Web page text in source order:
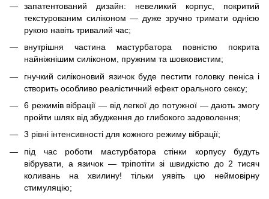
запатентований дизайн: невеликий корпус, покритий
текстурованим силіконом — дуже зручно тримати однією
рукою навіть тривалий час;
внутрішня частина мастурбатора повністю покрита
найніжнішим силіконом, пружним та шовковистим;
гнучкий силіконовий язичок буде пестити головку пеніса і
створить особливо реалістичний ефект орального сексу;
6 режимів вібрації — від легкої до потужної — дають змогу
пройти шлях від збудження до глибокого задоволення;
3 рівні інтенсивності для кожного режиму вібрації;
під час роботи мастурбатора стінки корпусу будуть
вібрувати, а язичок — тріпотіти зі швидкістю до 2 тисяч
коливань на хвилину! тільки уявіть цю неймовірну
стимуляцію;